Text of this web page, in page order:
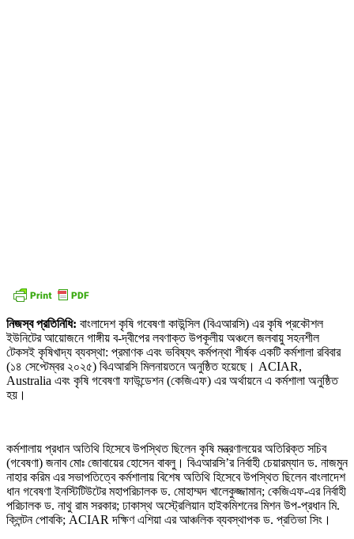
নিজস্ব প্রতিনিধি: বাংলাদেশ কৃষি গবেষণা কাউন্সিল (বিএআরসি) এর কৃষি প্রকৌশল
ইউনিটের আয়োজনে গাঙ্গীয় ব-দ্বীপের লবণাক্ত উপকূলীয় অঞ্চলে জলবায়ু সহনশীল
টেকসই কৃষিখাদ্য ব্যবস্থা: প্রমাণক এবং ভবিষ্যৎ কর্মপন্থা শীর্ষক একটি কর্মশালা রবিবার
(১৪ সেপ্টেম্বর ২০২৫) বিএআরসি মিলনায়তনে অনুষ্ঠিত হয়েছে। ACIAR,
Australia এবং কৃষি গবেষণা ফাউন্ডেশন (কেজিএফ) এর অর্থায়নে এ কর্মশালা অনুষ্ঠিত
হয়।
কর্মশালায় প্রধান অতিথি হিসেবে উপস্থিত ছিলেন কৃষি মন্ত্রণালয়ের অতিরিক্ত সচিব
(গবেষণা) জনাব মোঃ জোবায়ের হোসেন বাবলু। বিএআরসি’র নির্বাহী চেয়ারম্যান ড. নাজমুন
নাহার করিম এর সভাপতিত্বে কর্মশালায় বিশেষ অতিথি হিসেবে উপস্থিত ছিলেন বাংলাদেশ
ধান গবেষণা ইনস্টিটিউটের মহাপরিচালক ড. মোহাম্মদ খালেকুজ্জামান; কেজিএফ-এর নির্বাহী
পরিচালক ড. নাথু রাম সরকার; ঢাকাস্থ অস্ট্রেলিয়ান হাইকমিশনের মিশন উপ-প্রধান মি.
ক্লিন্টন পোবকি; ACIAR দক্ষিণ এশিয়া এর আঞ্চলিক ব্যবস্থাপক ড. প্রতিভা সিং।